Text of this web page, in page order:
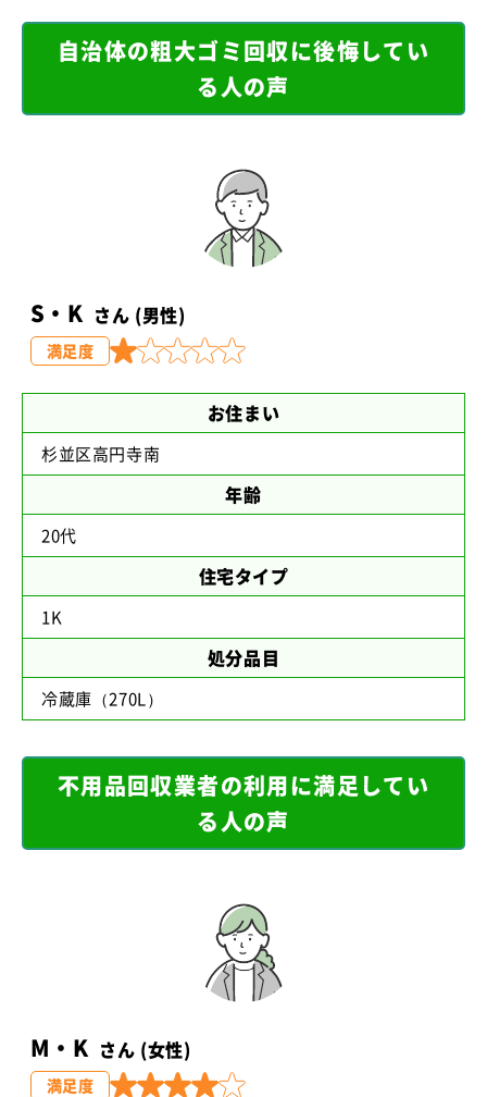
自治体の粗大ゴミ回収に後悔してい
る人の声
S・K さん (男性)
満足度
お住まい
杉並区高円寺南
年齢
20代
住宅タイプ
1K
処分品目
冷蔵庫（270L）
不用品回収業者の利用に満足してい
る人の声
M・K さん (女性)
満足度